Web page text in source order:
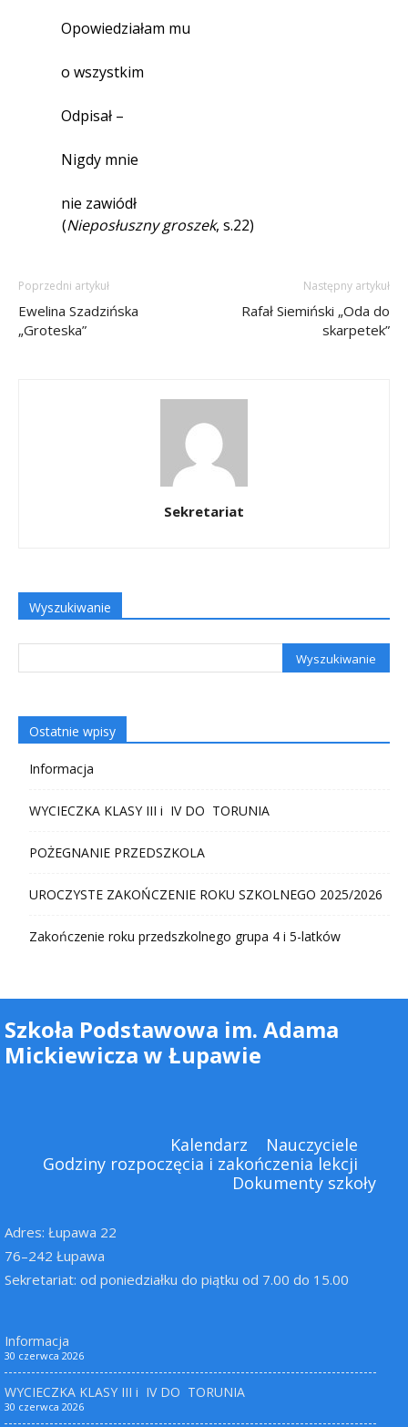
Opowiedziałam mu
o wszystkim
Odpisał –
Nigdy mnie
nie zawiódł
(Nieposłuszny groszek, s.22)
Poprzedni artykuł
Ewelina Szadzińska
„Groteska”
Następny artykuł
Rafał Siemiński „Oda do
skarpetek”
Sekretariat
Wyszukiwanie
Ostatnie wpisy
Informacja
WYCIECZKA KLASY III i IV DO TORUNIA
POŻEGNANIE PRZEDSZKOLA
UROCZYSTE ZAKOŃCZENIE ROKU SZKOLNEGO 2025/2026
Zakończenie roku przedszkolnego grupa 4 i 5-latków
Szkoła Podstawowa im. Adama
Mickiewicza w Łupawie
Kalendarz
Nauczyciele
Godziny rozpoczęcia i zakończenia lekcji
Dokumenty szkoły
Adres: Łupawa 22
76–242 Łupawa
Sekretariat: od poniedziałku do piątku od 7.00 do 15.00
Informacja
30 czerwca 2026
WYCIECZKA KLASY III i IV DO TORUNIA
30 czerwca 2026